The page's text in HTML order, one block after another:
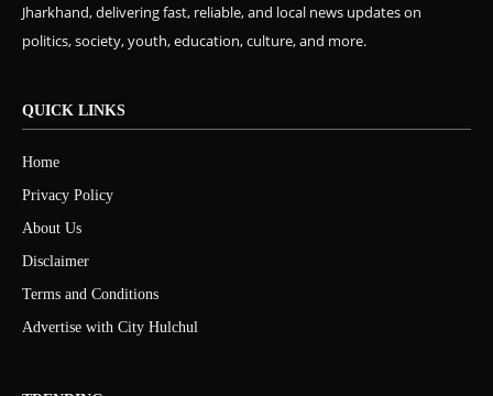
Jharkhand, delivering fast, reliable, and local news updates on
politics, society, youth, education, culture, and more.
QUICK LINKS
Home
Privacy Policy
About Us
Disclaimer
Terms and Conditions
Advertise with City Hulchul